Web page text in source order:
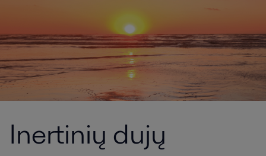
Inertinių dujų